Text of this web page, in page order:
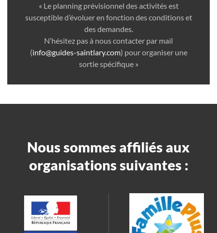
« Le planning prévisionnel des activités est
susceptible d’évoluer en fonction des conditions et
des demandes.
N’hésitez pas à nous contacter par mail
(info@guides-saintlary.com) pour organiser une
sortie spécifique »
Nous sommes affiliés aux
organisations suivantes :